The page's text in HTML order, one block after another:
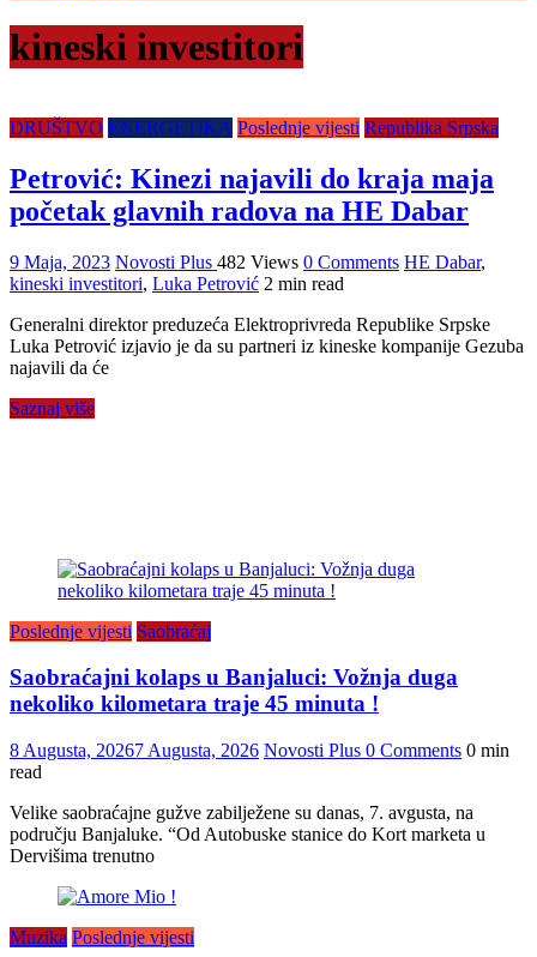
kineski investitori
DRUŠTVO ENERGETIKA Poslednje vijesti Republika Srpska
Petrović: Kinezi najavili do kraja maja
početak glavnih radova na HE Dabar
9 Maja, 2023 Novosti Plus 482 Views 0 Comments HE Dabar,
kineski investitori, Luka Petrović 2 min read
Generalni direktor preduzeća Elektroprivreda Republike Srpske
Luka Petrović izjavio je da su partneri iz kineske kompanije Gezuba
najavili da će
Saznaj više
Poslednje vijesti Saobraćaj
Saobraćajni kolaps u Banjaluci: Vožnja duga
nekoliko kilometara traje 45 minuta !
8 Augusta, 20267 Augusta, 2026 Novosti Plus 0 Comments 0 min
read
Velike saobraćajne gužve zabilježene su danas, 7. avgusta, na
području Banjaluke. “Od Autobuske stanice do Kort marketa u
Dervišima trenutno
Muzika Poslednje vijesti